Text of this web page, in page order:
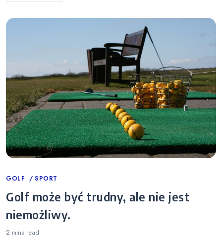
Categories
GOLF SPORT
Golf może być trudny, ale nie jest
niemożliwy.
2 mins read